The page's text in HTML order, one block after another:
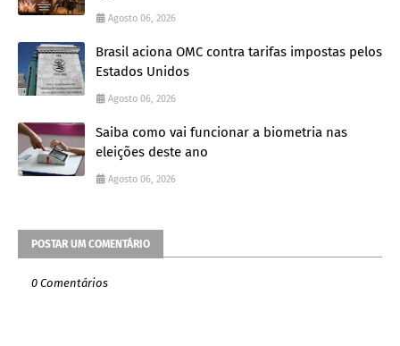
Agosto 06, 2026
Brasil aciona OMC contra tarifas impostas pelos
Estados Unidos
Agosto 06, 2026
Saiba como vai funcionar a biometria nas
eleições deste ano
Agosto 06, 2026
POSTAR UM COMENTÁRIO
0 Comentários